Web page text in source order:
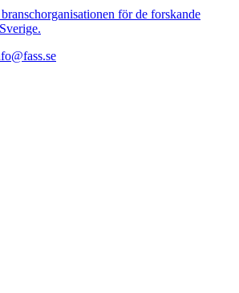
för de forskande